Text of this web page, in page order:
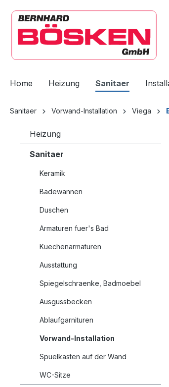
Zur Hauptnavigation springen
Home Heizung Sanitaer
Sanitaer Vorwand-Installation Viega
Heizung
Sanitaer
Keramik
Badewannen
Duschen
Armaturen fuer's Bad
Kuechenarmaturen
Ausstattung
Spiegelschraenke, Badmoebel
Ausgussbecken
Ablaufgarnituren
Vorwand-Installation
Spuelkasten auf der Wand
WC-Sitze